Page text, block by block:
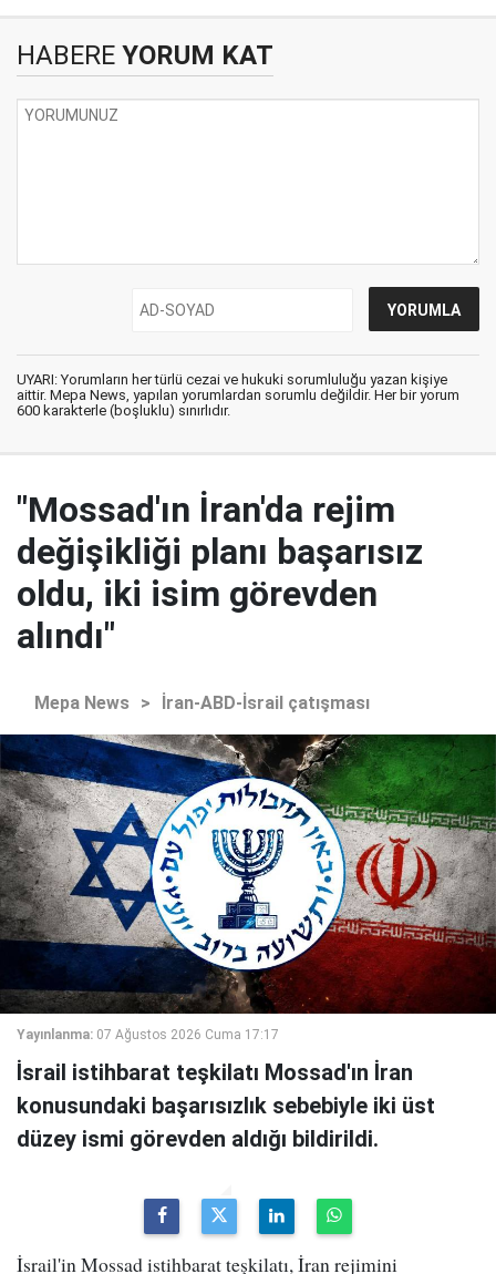
HABERE YORUM KAT
UYARI: Yorumların her türlü cezai ve hukuki sorumluluğu yazan kişiye
aittir. Mepa News, yapılan yorumlardan sorumlu değildir. Her bir yorum
600 karakterle (boşluklu) sınırlıdır.
"Mossad'ın İran'da rejim
değişikliği planı başarısız
oldu, iki isim görevden
alındı"
Mepa News > İran-ABD-İsrail çatışması
Yayınlanma: 07 Ağustos 2026 Cuma 17:17
İsrail istihbarat teşkilatı Mossad'ın İran
konusundaki başarısızlık sebebiyle iki üst
düzey ismi görevden aldığı bildirildi.
İsrail'in Mossad istihbarat teşkilatı, İran rejimini